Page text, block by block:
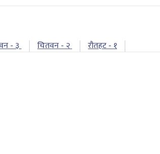
- ३ चितवन - २ रौतहट - १